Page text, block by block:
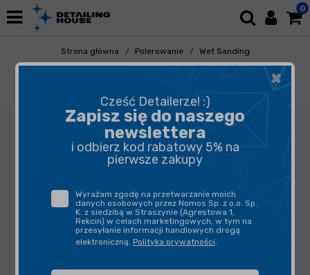
0
Strona główna Polerowanie
Wet Sanding
Papiery
×
Cześć Detailerze! :)
Zapisz się do naszego
newslettera
i odbierz kod rabatowy 5% na
pierwsze zakupy
Wyrażam zgodę na przetwarzanie moich
danych osobowych przez Nomos Sp. z o.o. Sp.
K. z siedzibą w Straszynie (Agrestowa 1,
Rekcin) w celach marketingowych, w tym na
przesyłanie informacji handlowych drogą
elektroniczną. Polityka prywatności.